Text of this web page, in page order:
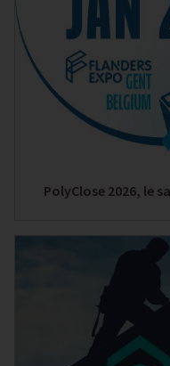
PolyClose 2026, le